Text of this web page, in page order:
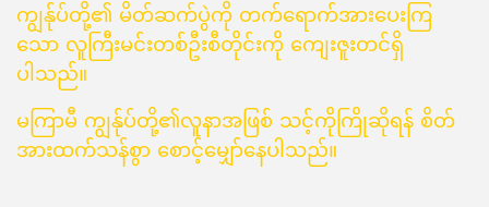
ကျွန်ုပ်တို့၏ မိတ်ဆက်ပွဲကို တက်ရောက်အားပေးကြ
သော လူကြီးမင်းတစ်ဦးစီတိုင်းကို ကျေးဇူးတင်ရှိ
ပါသည်။
မကြာမီ ကျွန်ုပ်တို့၏လူနာအဖြစ် သင့်ကိုကြိုဆိုရန် စိတ်
အားထက်သန်စွာ စောင့်မျှော်နေပါသည်။